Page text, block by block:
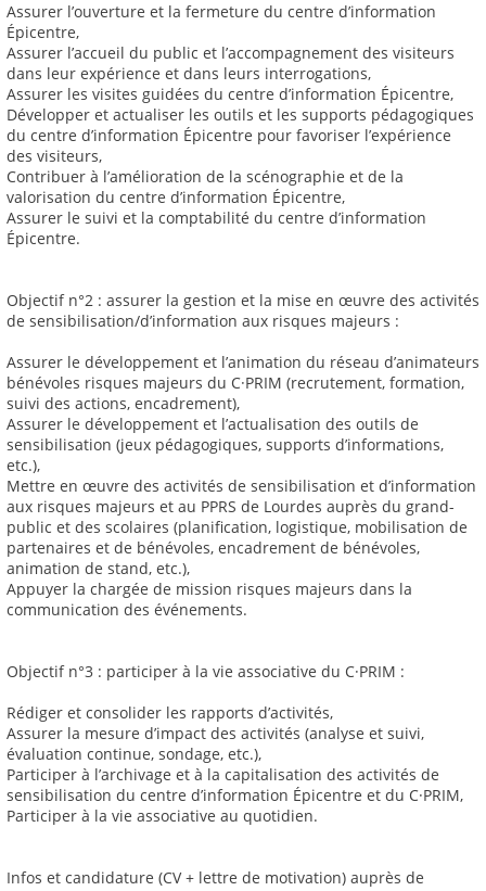
Assurer l’ouverture et la fermeture du centre d’information
Épicentre,
Assurer l’accueil du public et l’accompagnement des visiteurs
dans leur expérience et dans leurs interrogations,
Assurer les visites guidées du centre d’information Épicentre,
Développer et actualiser les outils et les supports pédagogiques
du centre d’information Épicentre pour favoriser l’expérience
des visiteurs,
Contribuer à l’amélioration de la scénographie et de la
valorisation du centre d’information Épicentre,
Assurer le suivi et la comptabilité du centre d’information
Épicentre.
Objectif n°2 : assurer la gestion et la mise en œuvre des activités
de sensibilisation/d’information aux risques majeurs :
Assurer le développement et l’animation du réseau d’animateurs
bénévoles risques majeurs du C·PRIM (recrutement, formation,
suivi des actions, encadrement),
Assurer le développement et l’actualisation des outils de
sensibilisation (jeux pédagogiques, supports d’informations,
etc.),
Mettre en œuvre des activités de sensibilisation et d’information
aux risques majeurs et au PPRS de Lourdes auprès du grand-
public et des scolaires (planification, logistique, mobilisation de
partenaires et de bénévoles, encadrement de bénévoles,
animation de stand, etc.),
Appuyer la chargée de mission risques majeurs dans la
communication des événements.
Objectif n°3 : participer à la vie associative du C·PRIM :
Rédiger et consolider les rapports d’activités,
Assurer la mesure d’impact des activités (analyse et suivi,
évaluation continue, sondage, etc.),
Participer à l’archivage et à la capitalisation des activités de
sensibilisation du centre d’information Épicentre et du C·PRIM,
Participer à la vie associative au quotidien.
Infos et candidature (CV + lettre de motivation) auprès de